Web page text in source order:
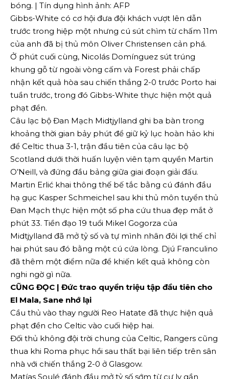
bóng. | Tín dụng hình ảnh: AFP
Gibbs-White có cơ hội đưa đội khách vượt lên dẫn
trước trong hiệp một nhưng cú sút chìm từ chấm 11m
của anh đã bị thủ môn Oliver Christensen cản phá.
Ở phút cuối cùng, Nicolás Domínguez sút trúng
khung gỗ từ ngoài vòng cấm và Forest phải chấp
nhận kết quả hòa sau chiến thắng 2-0 trước Porto hai
tuần trước, trong đó Gibbs-White thực hiện một quả
phạt đền.
Câu lạc bộ Đan Mạch Midtjylland ghi ba bàn trong
khoảng thời gian bảy phút để giữ kỷ lục hoàn hảo khi
để Celtic thua 3-1, trận đầu tiên của câu lạc bộ
Scotland dưới thời huấn luyện viên tạm quyền Martin
O’Neill, và đứng đầu bảng giữa giai đoạn giải đấu.
Martin Erlić khai thông thế bế tắc bằng cú đánh đầu
hạ gục Kasper Schmeichel sau khi thủ môn tuyển thủ
Đan Mạch thực hiện một số pha cứu thua đẹp mắt ở
phút 33. Tiền đạo 19 tuổi Mikel Gogorza của
Midtjylland đã mở tỷ số và tự mình nhân đôi lợi thế chỉ
hai phút sau đó bằng một cú cứa lòng. Djú Franculino
đã thêm một điểm nữa để khiến kết quả không còn
nghi ngờ gì nữa.
CŨNG ĐỌC | Đức trao quyền triệu tập đầu tiên cho
El Mala, Sane nhớ lại
Cầu thủ vào thay người Reo Hatate đã thực hiện quả
phạt đền cho Celtic vào cuối hiệp hai.
Đối thủ không đội trời chung của Celtic, Rangers cũng
thua khi Roma phục hồi sau thất bại liên tiếp trên sân
nhà với chiến thắng 2-0 ở Glasgow.
Matías Soulé đánh đầu mở tỷ số sớm từ cự ly gần